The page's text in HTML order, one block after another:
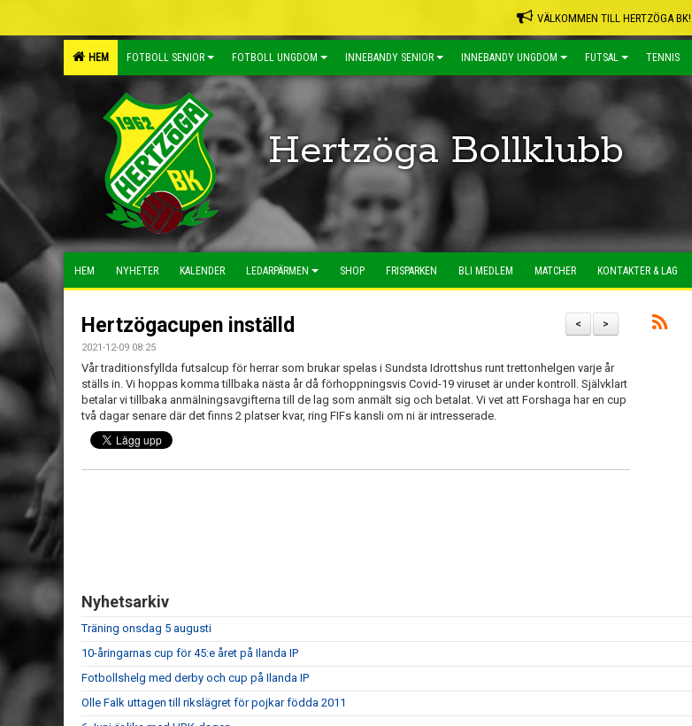
VÄLKOMMEN TILL HERTZÖGA BK!
HEM FOTBOLL SENIOR FOTBOLL UNGDOM INNEBANDY SENIOR INNEBANDY UNGDOM FUTSAL TENNIS
Hertzöga Bollklubb
HEM NYHETER KALENDER LEDARPÄRMEN SHOP FRISPARKEN BLI MEDLEM MATCHER KONTAKTER & LAG
>
<
Hertzögacupen inställd
2021-12-09 08:25
Vår traditionsfyllda futsalcup för herrar som brukar spelas i Sundsta Idrottshus runt trettonhelgen varje år
ställs in. Vi hoppas komma tillbaka nästa år då förhoppningsvis Covid-19 viruset är under kontroll. Självklart
betalar vi tillbaka anmälningsavgifterna till de lag som anmält sig och betalat. Vi vet att Forshaga har en cup
två dagar senare där det finns 2 platser kvar, ring FIFs kansli om ni är intresserade.
Nyhetsarkiv
Träning onsdag 5 augusti
10-åringarnas cup för 45:e året på Ilanda IP
Fotbollshelg med derby och cup på Ilanda IP
Olle Falk uttagen till rikslägret för pojkar födda 2011